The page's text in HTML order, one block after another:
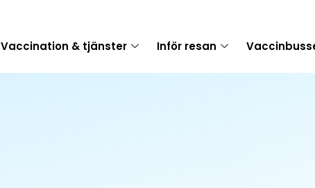
Vaccination & tjänster Inför resan